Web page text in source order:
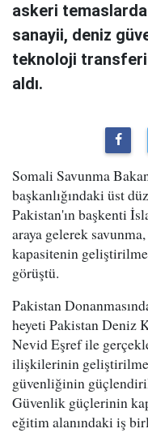
askeri
sanayii, deniz
teknoloji transferi
aldı.
Somali Savunma
başkanlığındaki üst
Pakistan'ın başkenti
araya gelerek
kapasitenin
görüştü.
Pakistan
heyeti Pakistan Deniz
Nevid Eşref ile
ilişkilerinin
güvenliğinin
Güvenlik güçlerinin
eğitim alanındaki iş